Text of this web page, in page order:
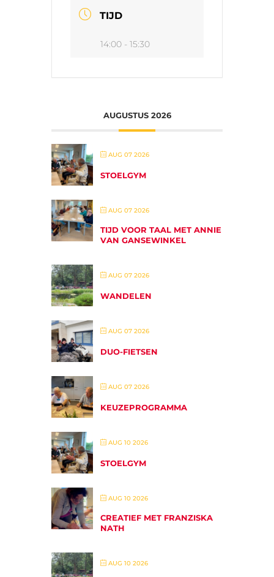
TIJD
14:00 - 15:30
AUGUSTUS 2026
AUG 07 2026
STOELGYM
AUG 07 2026
TIJD VOOR TAAL MET ANNIE
VAN GANSEWINKEL
AUG 07 2026
WANDELEN
AUG 07 2026
DUO-FIETSEN
AUG 07 2026
KEUZEPROGRAMMA
AUG 10 2026
STOELGYM
AUG 10 2026
CREATIEF MET FRANZISKA
NATH
AUG 10 2026